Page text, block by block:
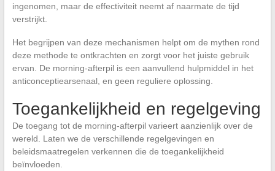
ingenomen, maar de effectiviteit neemt af naarmate de tijd
verstrijkt.
Het begrijpen van deze mechanismen helpt om de mythen rond
deze methode te ontkrachten en zorgt voor het juiste gebruik
ervan. De morning-afterpil is een aanvullend hulpmiddel in het
anticonceptiearsenaal, en geen reguliere oplossing.
Toegankelijkheid en regelgeving
De toegang tot de morning-afterpil varieert aanzienlijk over de
wereld. Laten we de verschillende regelgevingen en
beleidsmaatregelen verkennen die de toegankelijkheid
beïnvloeden.